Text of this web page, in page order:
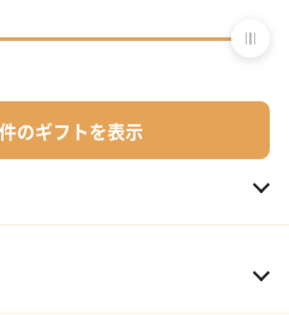
3,000～5,000円
5,000円程度